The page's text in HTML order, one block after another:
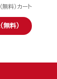
無料） カート
無料）